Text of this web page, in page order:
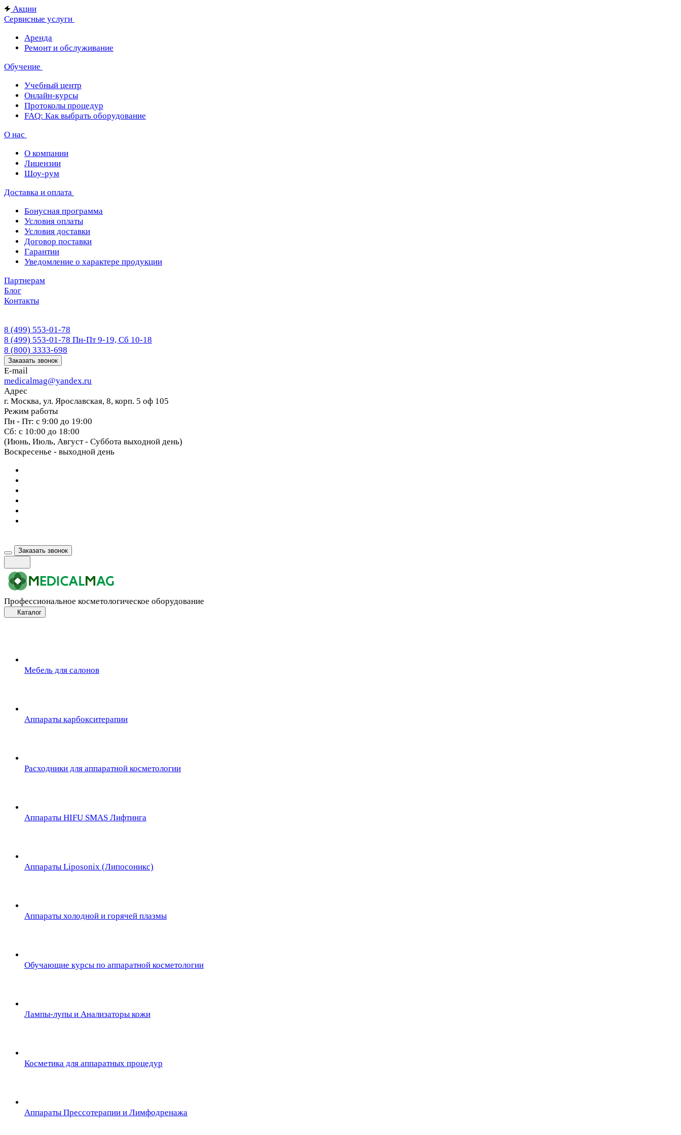
Акции
Сервисные услуги
Аренда
Ремонт и обслуживание
Обучение
Учебный центр
Онлайн-курсы
Протоколы процедур
FAQ: Как выбрать оборудование
О нас
О компании
Лицензии
Шоу-рум
Доставка и оплата
Бонусная программа
Условия оплаты
Условия доставки
Договор поставки
Гарантии
Уведомление о характере продукции
Партнерам
Блог
Контакты
8 (499) 553-01-78
8 (499) 553-01-78 Пн-Пт 9-19, Сб 10-18
8 (800) 3333-698
Заказать звонок
E-mail
medicalmag@yandex.ru
Адрес
г. Москва, ул. Ярославская, 8, корп. 5 оф 105
Режим работы
Пн - Пт: с 9:00 до 19:00
Сб: с 10:00 до 18:00
(Июнь, Июль, Август - Суббота выходной день)
Воскресенье - выходной день
Заказать звонок
Профессиональное косметологическое оборудование
Каталог
Мебель для салонов
Аппараты карбокситерапии
Расходники для аппаратной косметологии
Аппараты HIFU SMAS Лифтинга
Аппараты Liposonix (Липосоникс)
Аппараты холодной и горячей плазмы
Обучающие курсы по аппаратной косметологии
Лампы-лупы и Анализаторы кожи
Косметика для аппаратных процедур
Аппараты Прессотерапии и Лимфодренажа